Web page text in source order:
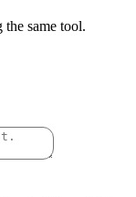
the same tool.